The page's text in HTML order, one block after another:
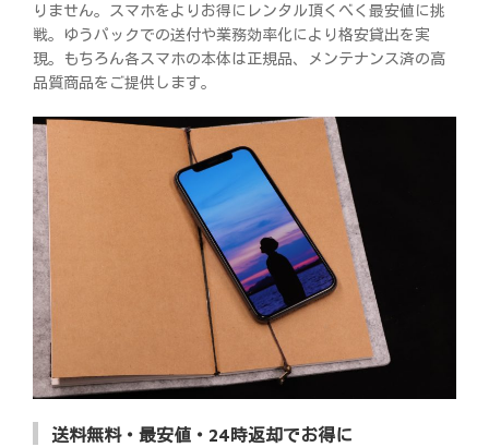
りません。スマホをよりお得にレンタル頂くべく最安値に挑
戦。ゆうパックでの送付や業務効率化により格安貸出を実
現。もちろん各スマホの本体は正規品、メンテナンス済の高
品質商品をご提供します。
送料無料・最安値・24時返却でお得に